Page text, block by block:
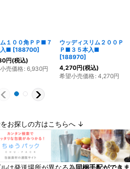
１００角ＰＰ■７
入■ [188700]
円(税込)
売価格: 6,930円
ウッディスリム２００Ｐ
Ｐ■３５本入■
[188970]
4,270円(税込)
希望小売価格: 4,270円
お探しの方はこちらへ ↓
は発送場所が異なる為同梱手配ができま